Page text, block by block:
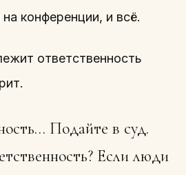
конференции, и всё.
ответственность
Подайте в суд.
Если люди